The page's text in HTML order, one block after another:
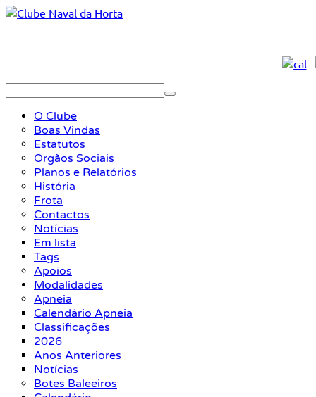
O Clube
Boas Vindas
Estatutos
Orgãos Sociais
Planos e Relatórios
História
Frota
Contactos
Notícias
Em lista
Tags
Apoios
Modalidades
Apneia
Calendário Apneia
Classificações
2026
Anos Anteriores
Notícias
Botes Baleeiros